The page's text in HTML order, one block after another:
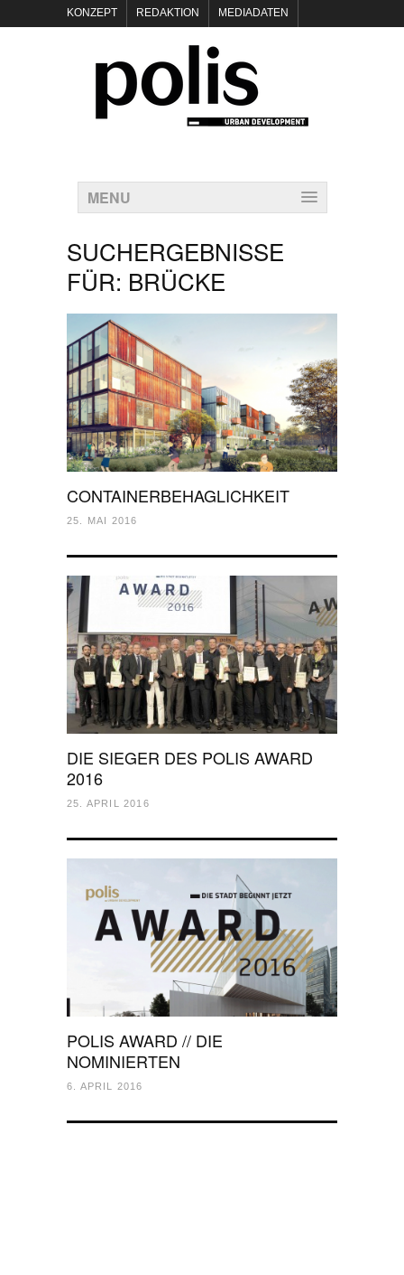
KONZEPT REDAKTION MEDIADATEN
POLIS KEYNOTES
KONTAKT DATENSCHUTZ IMPRESSUM
MENU
SUCHERGEBNISSE
FÜR: BRÜCKE
CONTAINERBEHAGLICHKEIT
25. MAI 2016
DIE SIEGER DES POLIS AWARD
2016
25. APRIL 2016
POLIS AWARD // DIE
NOMINIERTEN
6. APRIL 2016